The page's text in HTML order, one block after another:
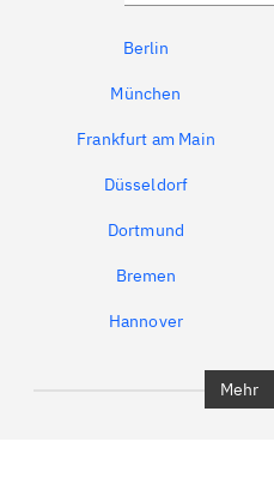
Berlin
München
Frankfurt am Main
Düsseldorf
Dortmund
Bremen
Hannover
Mehr